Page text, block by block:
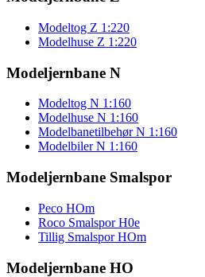
Modeltog Z 1:220
Modelhuse Z 1:220
Modeljernbane N
Modeltog N 1:160
Modelhuse N 1:160
Modelbanetilbehør N 1:160
Modelbiler N 1:160
Modeljernbane Smalspor
Peco HOm
Roco Smalspor H0e
Tillig Smalspor HOm
Modeljernbane HO